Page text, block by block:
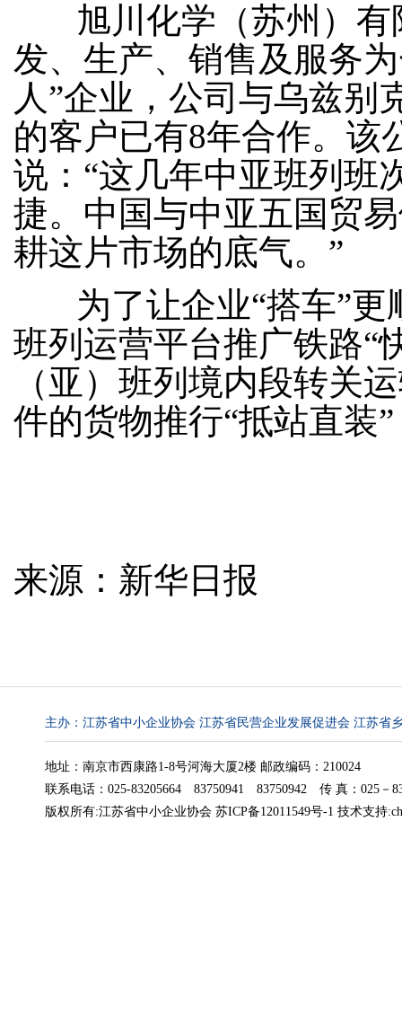
旭川化学（苏州）有
发、生产、销售及服务
人”企业，公司与乌兹别
的客户已有8年合作。该
说：“这几年中亚班列班
捷。中国与中亚五国贸
耕这片市场的底气。”
为了让企业“搭车”更
班列运营平台推广铁路“
（亚）班列境内段转关
件的货物推行“抵站直装
来源：新华日报
主办：江苏省中小企业协会 江苏省民营企业发展促进会 江苏省
地址：南京市西康路1-8号河海大厦2楼 邮政编码：210024
联系电话：025-83205664 83750941 83750942 传 真：025－
版权所有:江苏省中小企业协会 苏ICP备12011549号-1 技术支持: